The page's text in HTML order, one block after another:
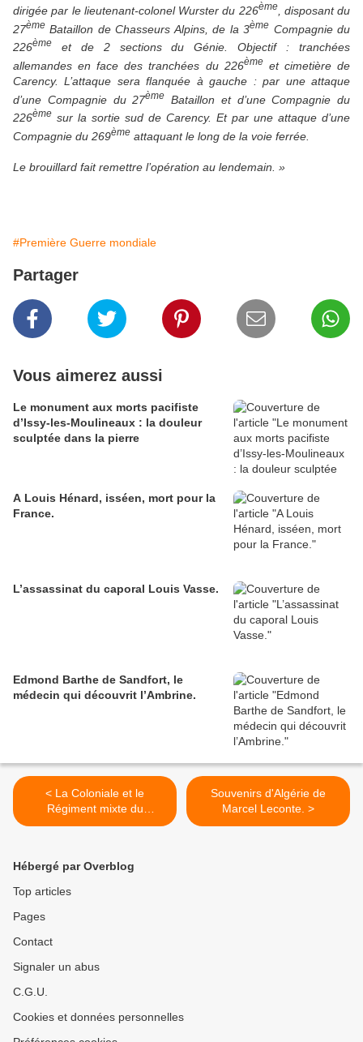
dirigée par le lieutenant-colonel Wurster du 226ème, disposant du
27ème Bataillon de Chasseurs Alpins, de la 3ème Compagnie du
226ème
et de 2 sections du Génie. Objectif : tranchées
allemandes en face des tranchées du 226èmeet cimetière de
Carency. L’attaque sera flanquée à gauche : par une attaque
d’une Compagnie du 27ème
Bataillon et d’une Compagnie du
226ème sur la sortie sud de Carency. Et par une attaque d’une
Compagnie du 269ème attaquant le long de la voie ferrée.
Le brouillard fait remettre l’opération au lendemain. »
#Première Guerre mondiale
Partager
Vous aimerez aussi
Le monument aux morts pacifiste
d’Issy-les-Moulineaux : la douleur
sculptée dans la pierre
A Louis Hénard, isséen, mort pour la
France.
L’assassinat du caporal Louis Vasse.
Edmond Barthe de Sandfort, le
médecin qui découvrit l’Ambrine.
< La Coloniale et le
Régiment mixte du
Cambodge.
Souvenirs d'Algérie de
Marcel Leconte. >
Hébergé par Overblog
Top articles
Pages
Contact
Signaler un abus
C.G.U.
Cookies et données personnelles